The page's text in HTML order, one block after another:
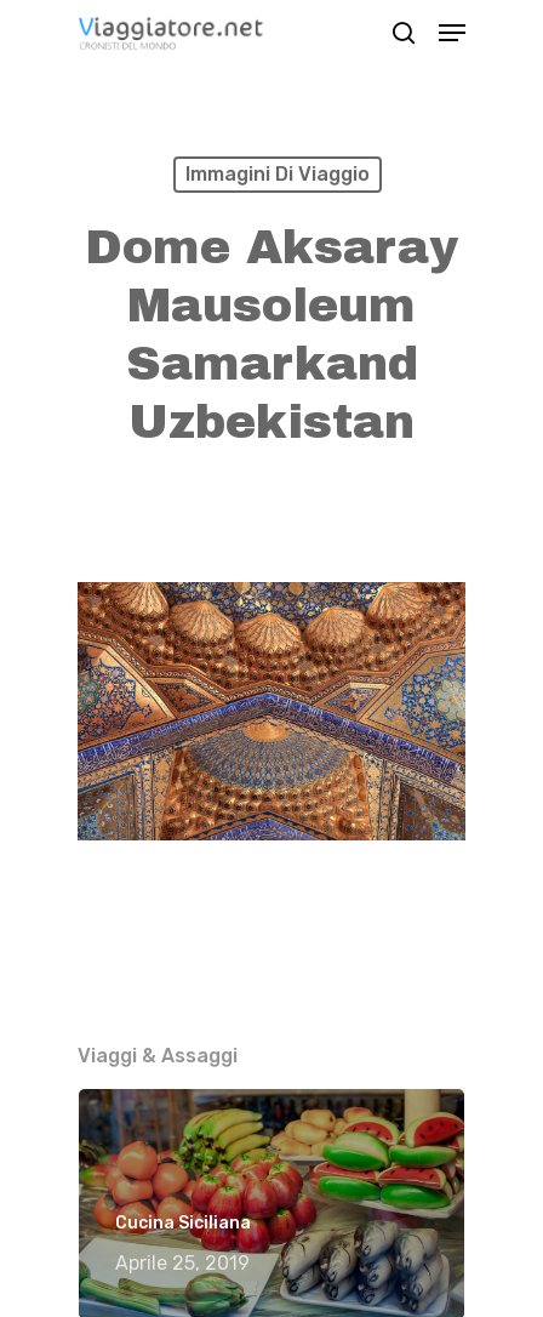
Menu
Immagini Di Viaggio
Dome Aksaray
Mausoleum
Samarkand
Uzbekistan
Viaggi & Assaggi
Cucina Siciliana
Aprile 25, 2019